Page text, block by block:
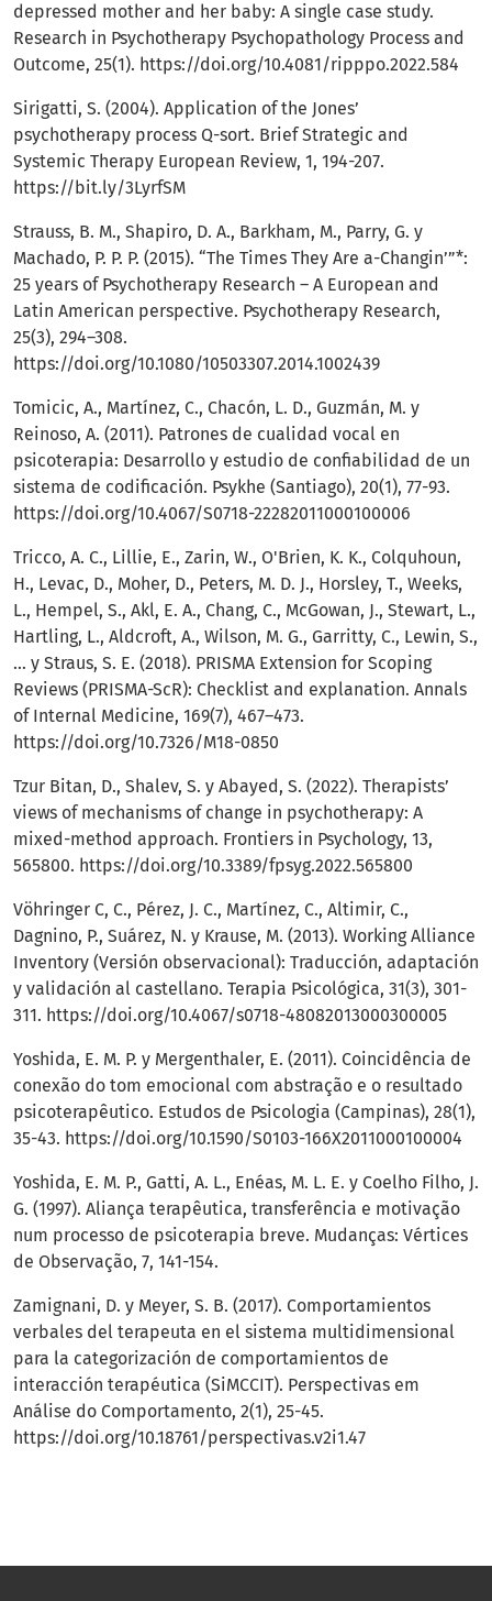
depressed mother and her baby: A single case study.
Research in Psychotherapy Psychopathology Process and
Outcome, 25(1). https://doi.org/10.4081/ripppo.2022.584
Sirigatti, S. (2004). Application of the Jones’
psychotherapy process Q-sort. Brief Strategic and
Systemic Therapy European Review, 1, 194-207.
https://bit.ly/3LyrfSM
Strauss, B. M., Shapiro, D. A., Barkham, M., Parry, G. y
Machado, P. P. P. (2015). “The Times They Are a-Changin’”*:
25 years of Psychotherapy Research – A European and
Latin American perspective. Psychotherapy Research,
25(3), 294–308.
https://doi.org/10.1080/10503307.2014.1002439
Tomicic, A., Martínez, C., Chacón, L. D., Guzmán, M. y
Reinoso, A. (2011). Patrones de cualidad vocal en
psicoterapia: Desarrollo y estudio de confiabilidad de un
sistema de codificación. Psykhe (Santiago), 20(1), 77-93.
https://doi.org/10.4067/S0718-22282011000100006
Tricco, A. C., Lillie, E., Zarin, W., O'Brien, K. K., Colquhoun,
H., Levac, D., Moher, D., Peters, M. D. J., Horsley, T., Weeks,
L., Hempel, S., Akl, E. A., Chang, C., McGowan, J., Stewart, L.,
Hartling, L., Aldcroft, A., Wilson, M. G., Garritty, C., Lewin, S.,
… y Straus, S. E. (2018). PRISMA Extension for Scoping
Reviews (PRISMA-ScR): Checklist and explanation. Annals
of Internal Medicine, 169(7), 467–473.
https://doi.org/10.7326/M18-0850
Tzur Bitan, D., Shalev, S. y Abayed, S. (2022). Therapists’
views of mechanisms of change in psychotherapy: A
mixed-method approach. Frontiers in Psychology, 13,
565800. https://doi.org/10.3389/fpsyg.2022.565800
Vöhringer C, C., Pérez, J. C., Martínez, C., Altimir, C.,
Dagnino, P., Suárez, N. y Krause, M. (2013). Working Alliance
Inventory (Versión observacional): Traducción, adaptación
y validación al castellano. Terapia Psicológica, 31(3), 301-
311. https://doi.org/10.4067/s0718-48082013000300005
Yoshida, E. M. P. y Mergenthaler, E. (2011). Coincidência de
conexão do tom emocional com abstração e o resultado
psicoterapêutico. Estudos de Psicologia (Campinas), 28(1),
35-43. https://doi.org/10.1590/S0103-166X2011000100004
Yoshida, E. M. P., Gatti, A. L., Enéas, M. L. E. y Coelho Filho, J.
G. (1997). Aliança terapêutica, transferência e motivação
num processo de psicoterapia breve. Mudanças: Vértices
de Observação, 7, 141-154.
Zamignani, D. y Meyer, S. B. (2017). Comportamientos
verbales del terapeuta en el sistema multidimensional
para la categorización de comportamientos de
interacción terapéutica (SiMCCIT). Perspectivas em
Análise do Comportamento, 2(1), 25-45.
https://doi.org/10.18761/perspectivas.v2i1.47